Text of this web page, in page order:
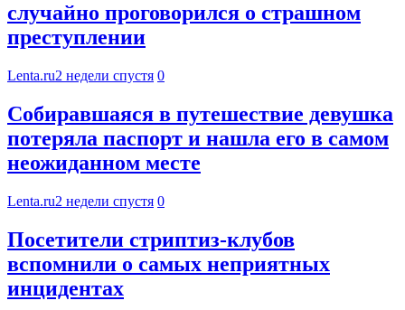
случайно проговорился о страшном
преступлении
Lenta.ru2 недели спустя 0
Собиравшаяся в путешествие девушка
потеряла паспорт и нашла его в самом
неожиданном месте
Lenta.ru2 недели спустя 0
Посетители стриптиз-клубов
вспомнили о самых неприятных
инцидентах